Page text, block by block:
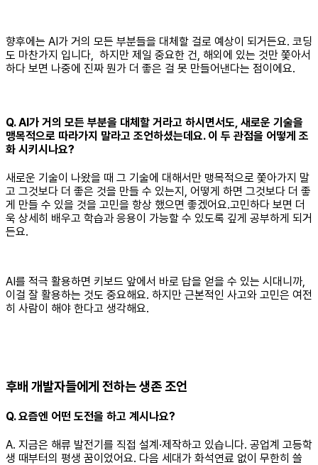
향후에는 AI가 거의 모든 부분들을 대체할 걸로 예상이 되거든요. 코딩
도 마찬가지 입니다, 하지만 제일 중요한 건, 해외에 있는 것만 쫓아서
하다 보면 나중에 진짜 뭔가 더 좋은 걸 못 만들어낸다는 점이에요.
Q. AI가 거의 모든 부분을 대체할 거라고 하시면서도, 새로운 기술을
맹목적으로 따라가지 말라고 조언하셨는데요. 이 두 관점을 어떻게 조
화 시키시나요?
새로운 기술이 나왔을 때 그 기술에 대해서만 맹목적으로 쫓아가지 말
고 그것보다 더 좋은 것을 만들 수 있는지, 어떻게 하면 그것보다 더 좋
게 만들 수 있을 것을 고민을 항상 했으면 좋겠어요.고민하다 보면 더
욱 상세히 배우고 학습과 응용이 가능할 수 있도록 깊게 공부하게 되거
든요.
AI를 적극 활용하면 키보드 앞에서 바로 답을 얻을 수 있는 시대니까,
이걸 잘 활용하는 것도 중요해요. 하지만 근본적인 사고와 고민은 여전
히 사람이 해야 한다고 생각해요.
후배 개발자들에게 전하는 생존 조언
Q. 요즘엔 어떤 도전을 하고 계시나요?
A. 지금은 해류 발전기를 직접 설계·제작하고 있습니다. 공업계 고등학
생 때부터의 평생 꿈이었어요. 다음 세대가 화석연료 없이 무한히 쓸